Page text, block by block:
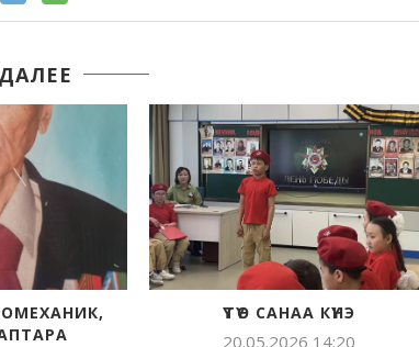
ДАРИНА МАКСИМОВА
СИТИҺИИТЭ
ТЫЫННААХ